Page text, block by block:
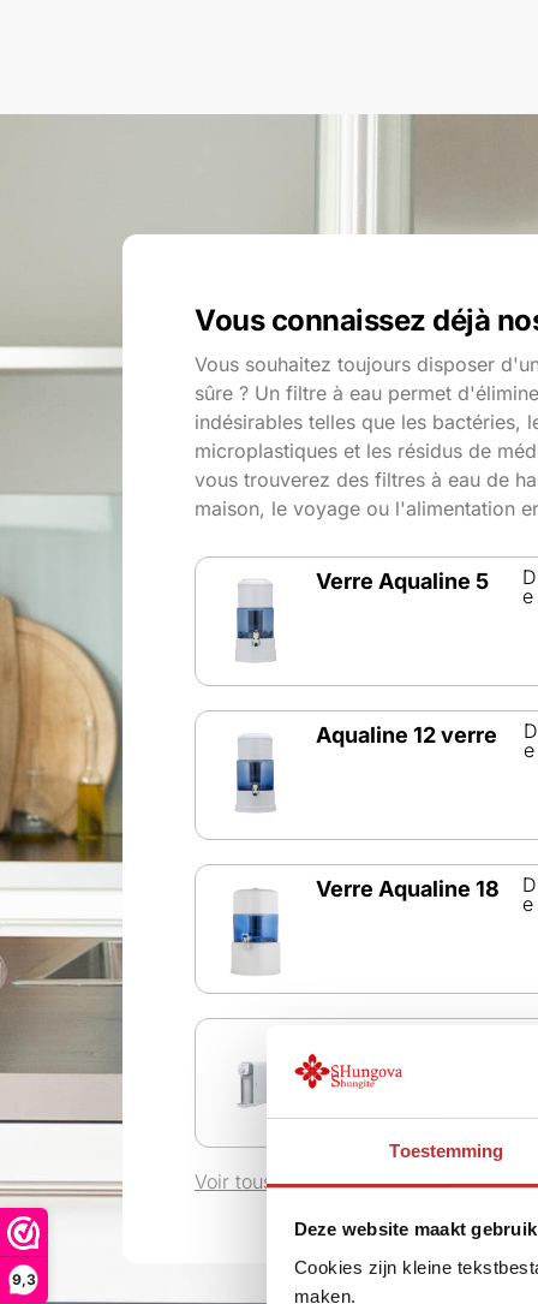
9,3
Toestemming
Deze website maakt
Cookies zijn kleine
maken.
Vous connaissez déjà
Vous souhaitez toujours disposer
sûre ? Un filtre à eau permet
indésirables telles que les bactéries,
microplastiques et les résidus de
vous trouverez des filtres à eau de
maison, le voyage ou l'alimentation
Verre Aqualine 5
D
e
Aqualine 12 verre
D
e
Verre Aqualine 18
D
e
Voir tous les modèles